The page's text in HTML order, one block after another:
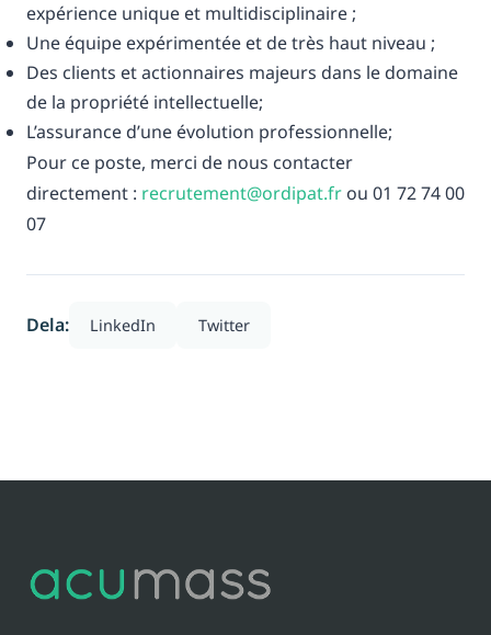
expérience unique et multidisciplinaire ;
Une équipe expérimentée et de très haut niveau ;
Des clients et actionnaires majeurs dans le domaine
de la propriété intellectuelle;
L’assurance d’une évolution professionnelle;
Pour ce poste, merci de nous contacter
directement : recrutement@ordipat.fr ou 01 72 74 00
07
Dela: LinkedIn Twitter